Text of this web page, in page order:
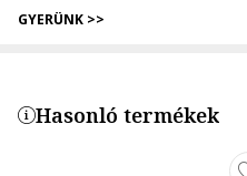
GYERÜNK >>
Hasonló termékek